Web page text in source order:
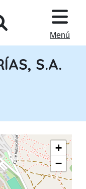
Menú
S.A.
+
−